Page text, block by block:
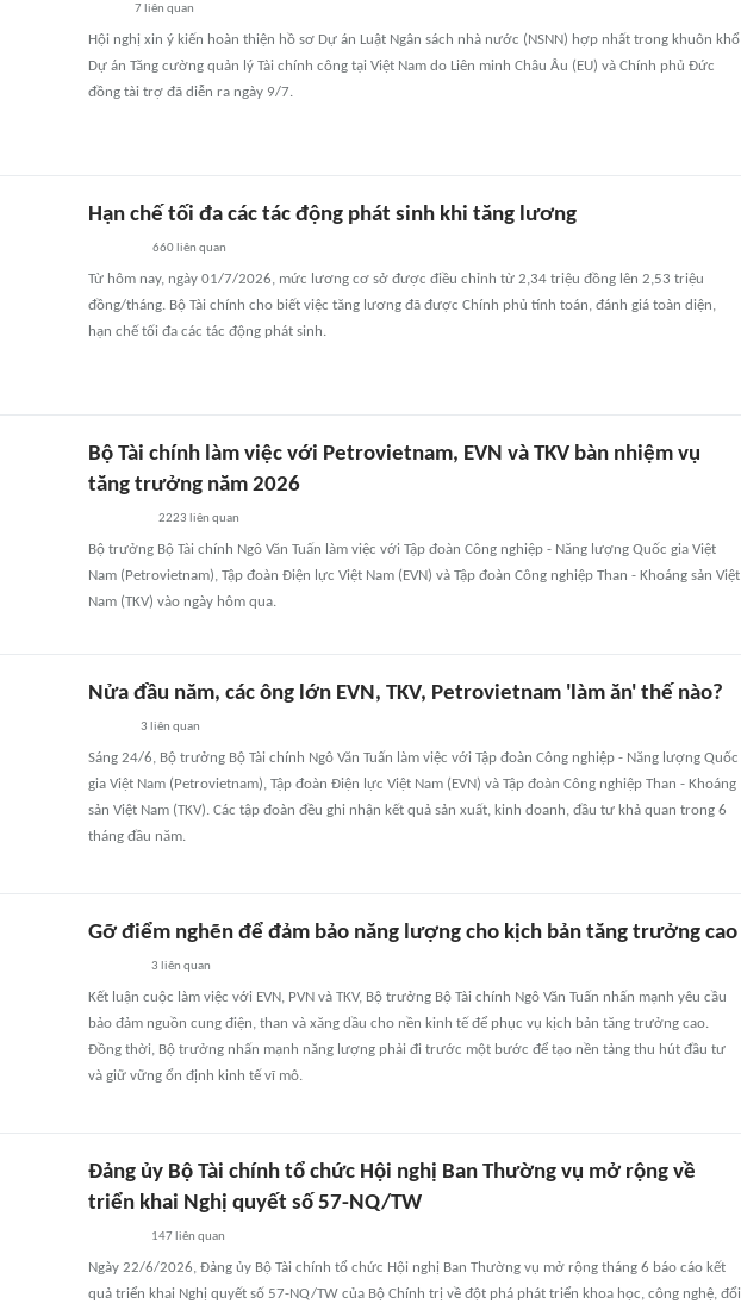
7 liên quan
Hội nghị xin ý kiến hoàn thiện hồ sơ Dự án Luật Ngân sách nhà nước (NSNN) hợp nhất trong khuôn khổ
Dự án Tăng cường quản lý Tài chính công tại Việt Nam do Liên minh Châu Âu (EU) và Chính phủ Đức
đồng tài trợ đã diễn ra ngày 9/7.
Hạn chế tối đa các tác động phát sinh khi tăng lương
660 liên quan
Từ hôm nay, ngày 01/7/2026, mức lương cơ sở được điều chỉnh từ 2,34 triệu đồng lên 2,53 triệu
đồng/tháng. Bộ Tài chính cho biết việc tăng lương đã được Chính phủ tính toán, đánh giá toàn diện,
hạn chế tối đa các tác động phát sinh.
Bộ Tài chính làm việc với Petrovietnam, EVN và TKV bàn nhiệm vụ
tăng trưởng năm 2026
2223 liên quan
Bộ trưởng Bộ Tài chính Ngô Văn Tuấn làm việc với Tập đoàn Công nghiệp - Năng lượng Quốc gia Việt
Nam (Petrovietnam), Tập đoàn Điện lực Việt Nam (EVN) và Tập đoàn Công nghiệp Than - Khoáng sản Việt
Nam (TKV) vào ngày hôm qua.
Nửa đầu năm, các ông lớn EVN, TKV, Petrovietnam 'làm ăn' thế nào?
3 liên quan
Sáng 24/6, Bộ trưởng Bộ Tài chính Ngô Văn Tuấn làm việc với Tập đoàn Công nghiệp - Năng lượng Quốc
gia Việt Nam (Petrovietnam), Tập đoàn Điện lực Việt Nam (EVN) và Tập đoàn Công nghiệp Than - Khoáng
sản Việt Nam (TKV). Các tập đoàn đều ghi nhận kết quả sản xuất, kinh doanh, đầu tư khả quan trong 6
tháng đầu năm.
Gỡ điểm nghẽn để đảm bảo năng lượng cho kịch bản tăng trưởng cao
3 liên quan
Kết luận cuộc làm việc với EVN, PVN và TKV, Bộ trưởng Bộ Tài chính Ngô Văn Tuấn nhấn mạnh yêu cầu
bảo đảm nguồn cung điện, than và xăng dầu cho nền kinh tế để phục vụ kịch bản tăng trưởng cao.
Đồng thời, Bộ trưởng nhấn mạnh năng lượng phải đi trước một bước để tạo nền tảng thu hút đầu tư
và giữ vững ổn định kinh tế vĩ mô.
Đảng ủy Bộ Tài chính tổ chức Hội nghị Ban Thường vụ mở rộng về
triển khai Nghị quyết số 57-NQ/TW
147 liên quan
Ngày 22/6/2026, Đảng ủy Bộ Tài chính tổ chức Hội nghị Ban Thường vụ mở rộng tháng 6 báo cáo kết
quả triển khai Nghị quyết số 57-NQ/TW của Bộ Chính trị về đột phá phát triển khoa học, công nghệ, đổi